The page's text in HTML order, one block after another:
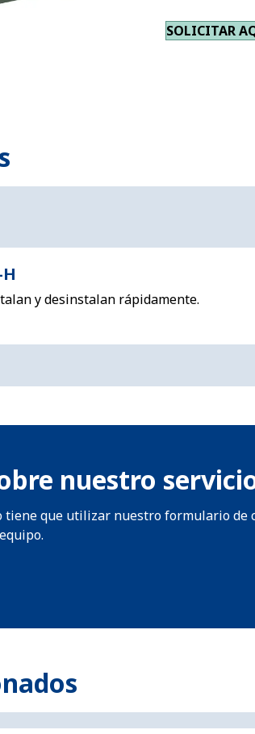
SOLICITAR
y desinstalan rápidamente.
nuestro
tiene que utilizar nuestro formulario de